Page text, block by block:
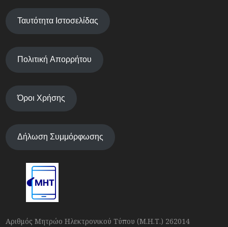
Ταυτότητα Ιστοσελίδας
Πολιτική Απορρήτου
Όροι Χρήσης
Δήλωση Συμμόρφωσης
Αριθμός Μητρώο Ηλεκτρονικού Τύπου (Μ.Η.Τ.) 262014